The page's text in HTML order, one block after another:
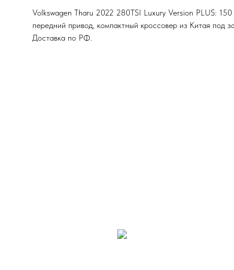
Volkswagen Tharu 2022 280TSI Luxury Version PLUS: 150
передний привод, компактный кроссовер из Китая
Доставка по РФ.